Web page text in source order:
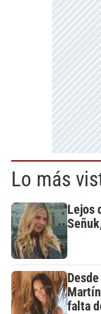
Lo más
Lejos
falta